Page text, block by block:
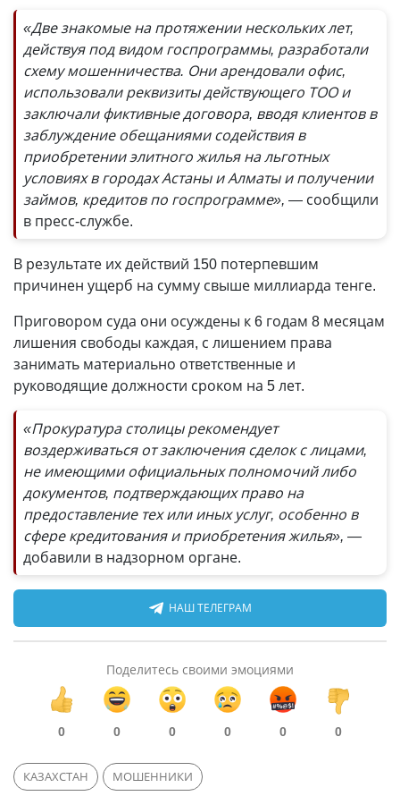
«Две знакомые на протяжении нескольких лет,
действуя под видом госпрограммы, разработали
схему мошенничества. Они арендовали офис,
использовали реквизиты действующего ТОО и
заключали фиктивные договора, вводя клиентов в
заблуждение обещаниями содействия в
приобретении элитного жилья на льготных
условиях в городах Астаны и Алматы и получении
займов, кредитов по госпрограмме», — сообщили
в пресс-службе.
В результате их действий 150 потерпевшим
причинен ущерб на сумму свыше миллиарда тенге.
Приговором суда они осуждены к 6 годам 8 месяцам
лишения свободы каждая, с лишением права
занимать материально ответственные и
руководящие должности сроком на 5 лет.
«Прокуратура столицы рекомендует
воздерживаться от заключения сделок с лицами,
не имеющими официальных полномочий либо
документов, подтверждающих право на
предоставление тех или иных услуг, особенно в
сфере кредитования и приобретения жилья», —
добавили в надзорном органе.
НАШ ТЕЛЕГРАМ
Поделитесь своими эмоциями
0 0 0 0 0 0
КАЗАХСТАН МОШЕННИКИ